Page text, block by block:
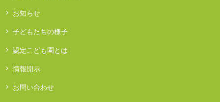
お知らせ
子どもたちの様子
認定こども園とは
情報開示
お問い合わせ